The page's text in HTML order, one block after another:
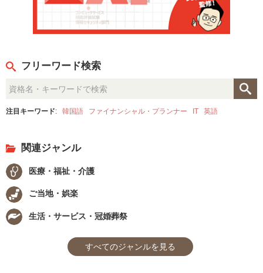
フリーワード検索
注目キーワード: 韓国語 ファイナンシャル・プランナー IT 英語
関連ジャンル
医療・福祉・介護
ご当地・娯楽
生活・サービス・冠婚葬祭
すべてのジャンルを見る